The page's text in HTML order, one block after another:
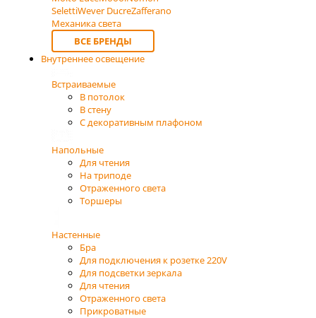
SelettiWever DucreZafferano
Механика света
ВСЕ БРЕНДЫ
Внутреннее освещение
Встраиваемые
В потолок
В стену
С декоративным плафоном
Напольные
Для чтения
На триподе
Отраженного света
Торшеры
Настенные
Бра
Для подключения к розетке 220V
Для подсветки зеркала
Для чтения
Отраженного света
Прикроватные